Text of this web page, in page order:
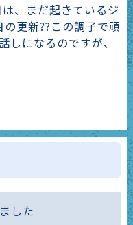
、まだ起きているジ
更新??この調子で頑
しになるのですが、
した